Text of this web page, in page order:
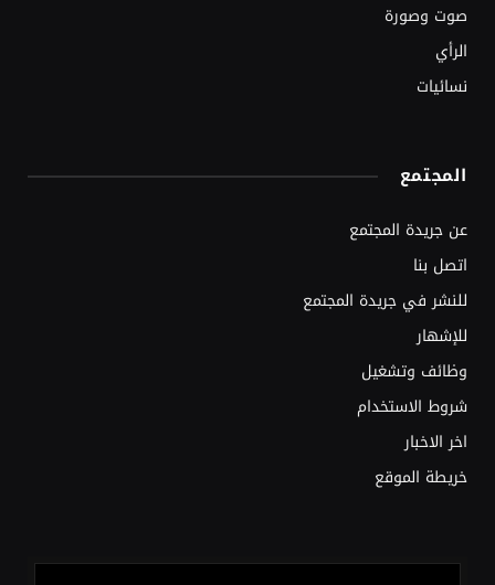
صوت وصورة
الرأي
نسائيات
المجتمع
عن جريدة المجتمع
اتصل بنا
للنشر في جريدة المجتمع
للإشهار
وظائف وتشغيل
شروط الاستخدام
اخر الاخبار
خريطة الموقع